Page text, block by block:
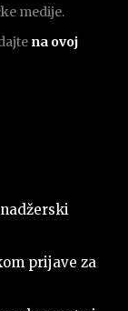
medije.
na ovoj
prijave za